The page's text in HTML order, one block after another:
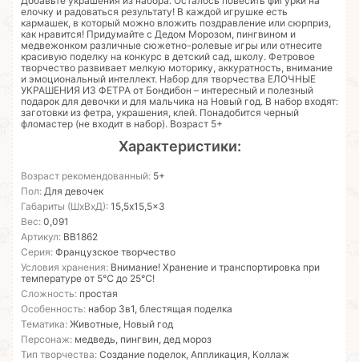
елочку и радоваться результату! В каждой игрушке есть
кармашек, в который можно вложить поздравление или сюрприз,
как нравится! Придумайте с Дедом Морозом, пингвином и
медвежонком различные сюжетно-ролевые игры или отнесите
красивую поделку на конкурс в детский сад, школу. Фетровое
творчество развивает мелкую моторику, аккуратность, внимание
и эмоциональный интеллект. Набор для творчества ЕЛОЧНЫЕ
УКРАШЕНИЯ ИЗ ФЕТРА от Бондибон – интересный и полезный
подарок для девочки и для мальчика на Новый год. В набор входят:
заготовки из фетра, украшения, клей. Понадобится черный
фломастер (не входит в набор). Возраст 5+
Характеристики:
Возраст рекомендованный: 5+
Пол: Для девочек
Габариты (ШхВхД): 15,5x15,5x3
Вес: 0,091
Артикул: ВВ1862
Серия: Французское творчество
Условия хранения: Внимание! Хранение и транспортировка при
температуре от 5℃ до 25℃!
Сложность: простая
Особенность: набор 3в1, блестящая поделка
Тематика: Животные, Новый год
Персонаж: медведь, пингвин, дед мороз
Тип творчества: Создание поделок, Аппликация, Коллаж